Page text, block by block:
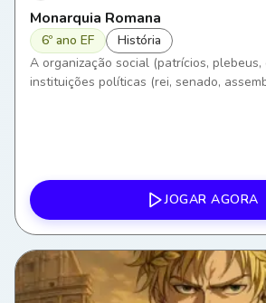
Monarquia Romana
6º ano EF
História
A organização social (patrícios, plebeus,
instituições políticas (rei, senado,
JOGAR AGORA